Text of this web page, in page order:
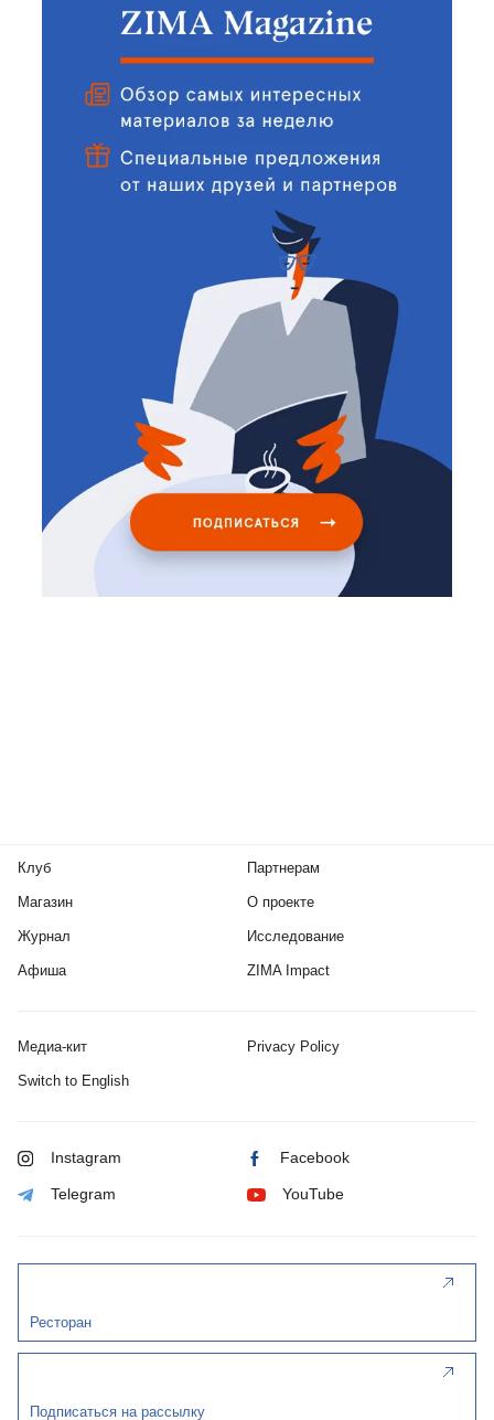
Клуб
Магазин
Журнал
Афиша
Партнерам
О проекте
Исследование
ZIMA Impact
Медиа-кит Privacy Policy
Switch to English
Instagram Facebook
Telegram YouTube
Ресторан
Подписаться на рассылку